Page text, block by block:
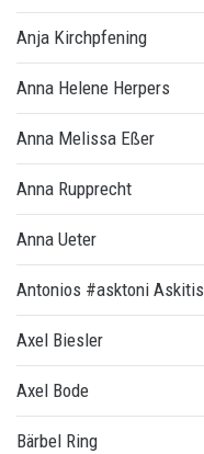
Anja Kirchpfening
Anna Helene Herpers
Anna Melissa Eßer
Anna Rupprecht
Anna Ueter
Antonios #asktoni Askitis
Axel Biesler
Axel Bode
Bärbel Ring